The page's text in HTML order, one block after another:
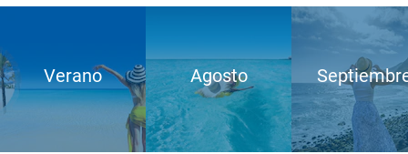
Verano Agosto